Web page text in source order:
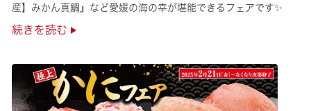
産】みかん真鯛』など愛媛の海の幸が堪能できるフェアです✨
続きを読む